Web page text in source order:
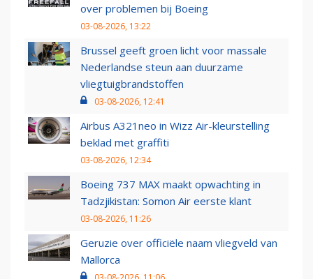
over problemen bij Boeing
03-08-2026, 13:22
Brussel geeft groen licht voor massale
Nederlandse steun aan duurzame
vliegtuigbrandstoffen
03-08-2026, 12:41
Airbus A321neo in Wizz Air-kleurstelling
beklad met graffiti
03-08-2026, 12:34
Boeing 737 MAX maakt opwachting in
Tadzjikistan: Somon Air eerste klant
03-08-2026, 11:26
Geruzie over officiële naam vliegveld van
Mallorca